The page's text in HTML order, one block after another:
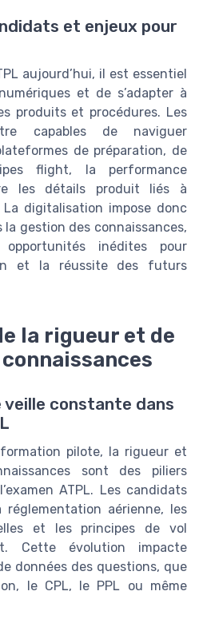
et enjeux pour
aujourd’hui, il est essentiel
et de s’adapter à
produits et procédures. Les
capables de naviguer
de préparation, de
flight, la performance
les détails produit liés à
digitalisation impose donc
gestion des connaissances,
inédites pour
et la réussite des futurs
la rigueur et de
veille constante dans
pilote, la rigueur et
sont des piliers
ATPL. Les candidats
aérienne, les
et les principes de vol
Cette évolution impacte
données des questions, que
le CPL, le PPL ou même